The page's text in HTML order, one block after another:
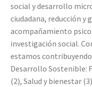
social y desarrollo
ciudadana, reducción y
acompañamiento
investigación social.
estamos contribuyendo
Desarrollo Sostenible:
(2), Salud y bienestar